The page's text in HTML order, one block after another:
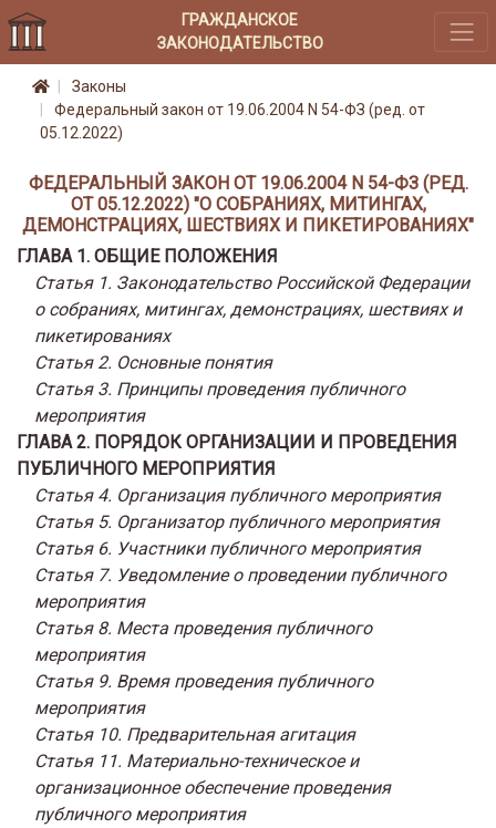
ГРАЖДАНСКОЕ
ЗАКОНОДАТЕЛЬСТВО
Законы
Федеральный закон от 19.06.2004 N 54-ФЗ (ред. от
05.12.2022)
ФЕДЕРАЛЬНЫЙ ЗАКОН ОТ 19.06.2004 N 54-ФЗ (РЕД.
ОТ 05.12.2022) "О СОБРАНИЯХ, МИТИНГАХ,
ДЕМОНСТРАЦИЯХ, ШЕСТВИЯХ И ПИКЕТИРОВАНИЯХ"
ГЛАВА 1. ОБЩИЕ ПОЛОЖЕНИЯ
Статья 1. Законодательство Российской Федерации
о собраниях, митингах, демонстрациях, шествиях и
пикетированиях
Статья 2. Основные понятия
Статья 3. Принципы проведения публичного
мероприятия
ГЛАВА 2. ПОРЯДОК ОРГАНИЗАЦИИ И ПРОВЕДЕНИЯ
ПУБЛИЧНОГО МЕРОПРИЯТИЯ
Статья 4. Организация публичного мероприятия
Статья 5. Организатор публичного мероприятия
Статья 6. Участники публичного мероприятия
Статья 7. Уведомление о проведении публичного
мероприятия
Статья 8. Места проведения публичного
мероприятия
Статья 9. Время проведения публичного
мероприятия
Статья 10. Предварительная агитация
Статья 11. Материально-техническое и
организационное обеспечение проведения
публичного мероприятия